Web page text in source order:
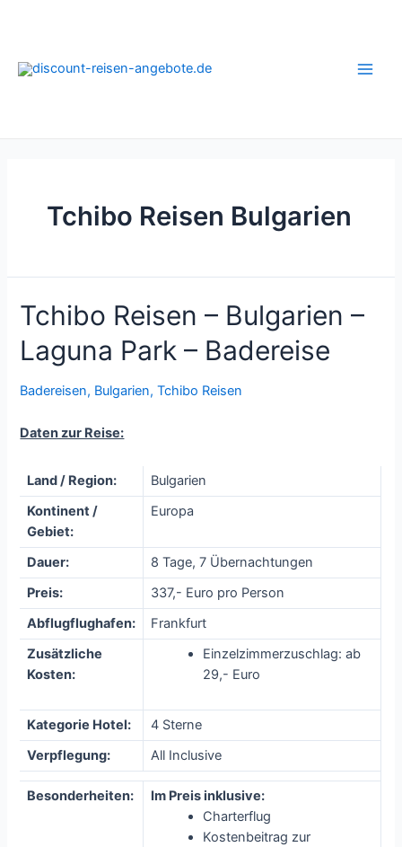
Tchibo Reisen Bulgarien
Tchibo Reisen – Bulgarien –
Laguna Park – Badereise
Badereisen, Bulgarien,Tchibo Reisen
Daten zur Reise:
Land / Region:
Bulgarien
Kontinent /
Gebiet:
Europa
Dauer:
8 Tage, 7 Übernachtungen
Preis:
337,- Euro pro Person
Abflugflughafen:
Frankfurt
Zusätzliche
Kosten:
Einzelzimmerzuschlag: ab
29,- Euro
Kategorie Hotel:
4 Sterne
Verpflegung:
All Inclusive
Besonderheiten:
Im Preis inklusive:
Charterflug
Kostenbeitrag zur